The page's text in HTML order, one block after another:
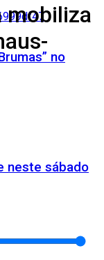
no
neste sábado
mobiliza